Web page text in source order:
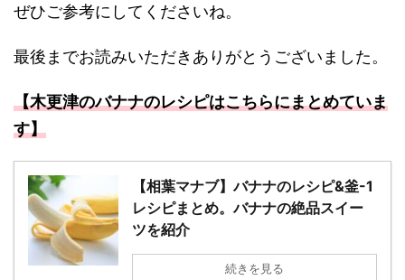
ぜひご参考にしてくださいね。
最後までお読みいただきありがとうございました。
【木更津のバナナのレシピはこちらにまとめていま
す】
【相葉マナブ】バナナのレシピ&釜-1
レシピまとめ。バナナの絶品スイー
ツを紹介
続きを見る